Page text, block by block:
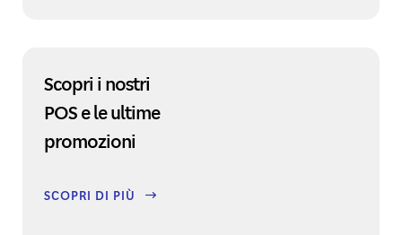
Scopri i nostri
POS e le ultime
promozioni
SCOPRI DI PIÙ